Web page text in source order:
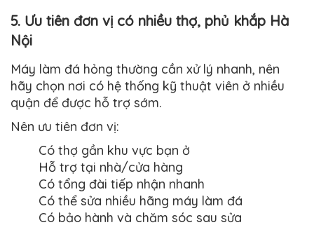
5. Ưu tiên đơn vị có nhiều thợ, phủ khắp Hà
Nội
Máy làm đá hỏng thường cần xử lý nhanh, nên
hãy chọn nơi có hệ thống kỹ thuật viên ở nhiều
quận để được hỗ trợ sớm.
Nên ưu tiên đơn vị:
Có thợ gần khu vực bạn ở
Hỗ trợ tại nhà/cửa hàng
Có tổng đài tiếp nhận nhanh
Có thể sửa nhiều hãng máy làm đá
Có bảo hành và chăm sóc sau sửa